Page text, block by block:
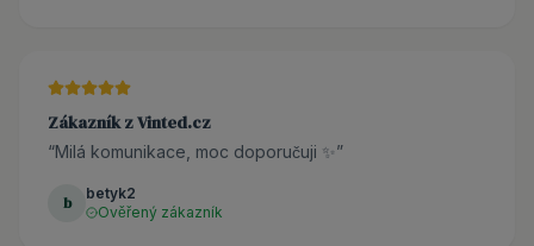
Zákazník z Vinted.cz
“Milá komunikace, moc doporučuji ✨”
b
betyk2
Ověřený zákazník